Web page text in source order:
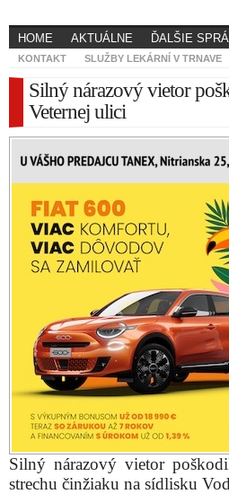
HOME AKTUÁLNE ĎALŠIE
KONTAKT SLUŽBY LEKÁRNÍ V TRNAVE
Silný nárazový vietor
Veternej ulici
Silný nárazový vietor
strechu činžiaku na sídlisku